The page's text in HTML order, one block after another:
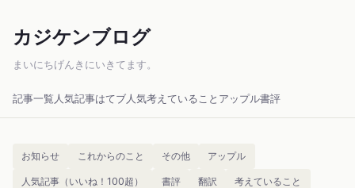
カジケンブログ
まいにちげんきにいきてます。
記事一覧 人気記事はてブ人気考えていること アップル書評
お知らせ これからのこと その他 アップル
人気記事（いいね！100超） 書評 翻訳 考えていること